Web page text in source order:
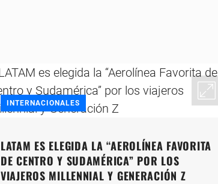
INTERNACIONALES
LATAM ES ELEGIDA LA “AEROLÍNEA FAVORITA
DE CENTRO Y SUDAMÉRICA” POR LOS
VIAJEROS MILLENNIAL Y GENERACIÓN Z